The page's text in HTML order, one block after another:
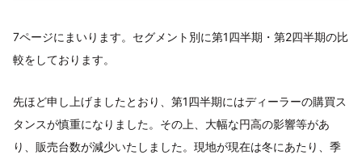
7ページにまいります。セグメント別に第1四半期・第2四半期の比
較をしております。
先ほど申し上げましたとおり、第1四半期にはディーラーの購買ス
タンスが慎重になりました。その上、大幅な円高の影響等があ
り、販売台数が減少いたしました。現地が現在は冬にあたり、季